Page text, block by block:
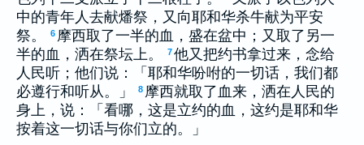
中的青年人去献燔祭，又向耶和华杀牛献为平安
祭。
6 摩西取了一半的血，盛在盆中；又取了另一
半的血，洒在祭坛上。
7他又把约书拿过来，念给
人民听；他们说：「耶和华吩咐的一切话，我们都
必遵行和听从。」
8 摩西就取了血来，洒在人民的
身上，说：「看哪，这是立约的血，这约是耶和华
按着这一切话与你们立的。」